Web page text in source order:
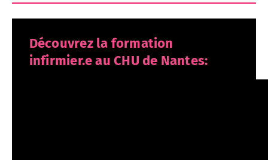
Découvrez la formation
infirmier.e au CHU de Nantes: